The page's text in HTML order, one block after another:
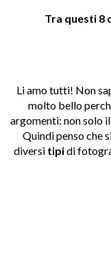
Tra questi 8
Li amo tutti! Non
molto bello
argomenti: non solo il
Quindi penso che
diversi tipidi